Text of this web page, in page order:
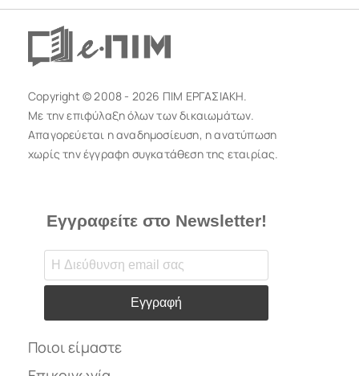
Copyright © 2008 - 2026 ΠΙΜ ΕΡΓΑΣΙΑΚΗ.
Με την επιφύλαξη όλων των δικαιωμάτων.
Απαγορεύεται η αναδημοσίευση, η ανατύπωση
χωρίς την έγγραφη συγκατάθεση της εταιρίας.
Εγγραφείτε στο Newsletter!
Εγγραφή
Ποιοι είμαστε